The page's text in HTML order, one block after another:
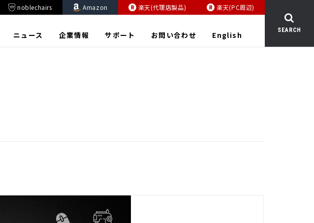
noblechairs Amazon 楽天(代理店製品) 楽天(PC周辺)
ニュース 企業情報 サポート お問い合わせ English SEARCH